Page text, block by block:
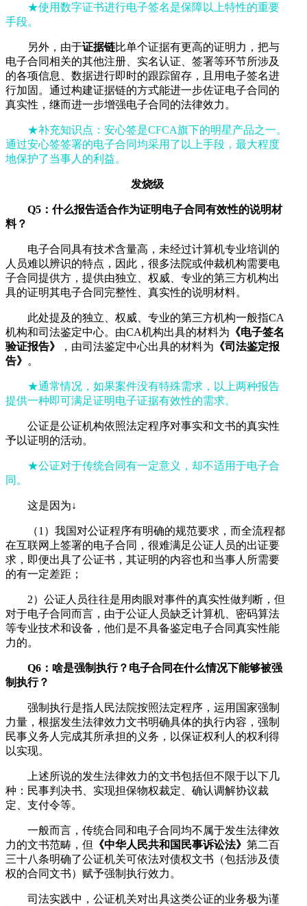
★使用数字证书进行电子签名是保障以上特性的重要
手段。
另外，由于证据链比单个证据有更高的证明力，把与
电子合同相关的其他注册、实名认证、签署等环节所涉及
的各项信息、数据进行即时的跟踪留存，且用电子签名进
行加固。通过构建证据链的方式能进一步佐证电子合同的
真实性，继而进一步增强电子合同的法律效力。
★补充知识点：安心签是CFCA旗下的明星产品之一。
通过安心签签署的电子合同均采用了以上手段，最大程度
地保护了当事人的利益。
发烧级
Q5：什么报告适合作为证明电子合同有效性的说明材
料？
电子合同具有技术含量高，未经过计算机专业培训的
人员难以辨识的特点，因此，很多法院或仲裁机构需要电
子合同提供方，提供由独立、权威、专业的第三方机构出
具的证明其电子合同完整性、真实性的说明材料。
此处提及的独立、权威、专业的第三方机构一般指CA
机构和司法鉴定中心。由CA机构出具的材料为 《电子签名
验证报告》
，由司法鉴定中心出具的材料为 《司法鉴定报
告》 。
★通常情况，如果案件没有特殊需求，以上两种报告
提供一种即可满足证明电子证据有效性的需求。
公证是公证机构依照法定程序对事实和文书的真实性
予以证明的活动。
★公证对于传统合同有一定意义，却不适用于电子合
同。
这是因为↓
（1）我国对公证程序有明确的规范要求，而全流程都
在互联网上签署的电子合同，很难满足公证人员的出证要
求，即便出具了公证书，其证明的内容也和当事人所需要
的有一定差距；
2）公证人员往往是用肉眼对事件的真实性做判断，但
对于电子合同而言，由于公证人员缺乏计算机、密码算法
等专业技术和设备，他们是不具备鉴定电子合同真实性能
力的。
Q6：啥是强制执行？电子合同在什么情况下能够被强
制执行？
强制执行是指人民法院按照法定程序，运用国家强制
力量，根据发生法律效力文书明确具体的执行内容，强制
民事义务人完成其所承担的义务，以保证权利人的权利得
以实现。
上述所说的发生法律效力的文书包括但不限于以下几
种：民事判决书、实现担保物权裁定、确认调解协议裁
定、支付令等。
一般而言，传统合同和电子合同均不属于发生法律效
力的文书范畴，但
《中华人民共和国民事诉讼法》 第二百
三十八条明确了公证机关可依法对债权文书（包括涉及债
权的合同文书）赋予强制执行效力。
司法实践中，公证机关对出具这类公证的业务极为谨